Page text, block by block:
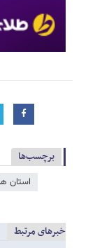
برچسب‌ها
استان
خبرهای مرتبط